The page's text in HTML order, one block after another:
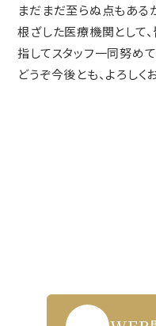
まだまだ至らぬ点もある
根ざした医療機関として
指してスタッフ一同努めて
どうぞ今後とも、よろしく